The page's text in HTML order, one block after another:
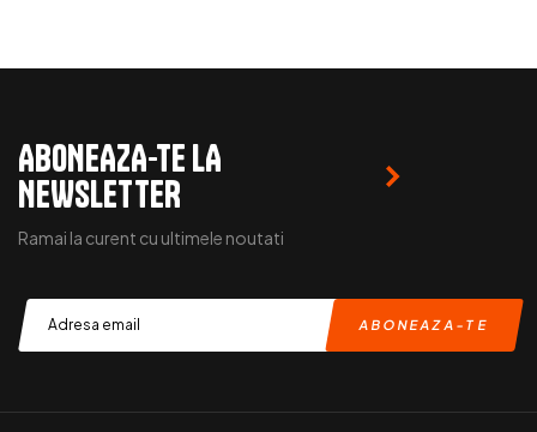
ABONEAZA-TE LA
NEWSLETTER
Ramai la curent cu ultimele noutati